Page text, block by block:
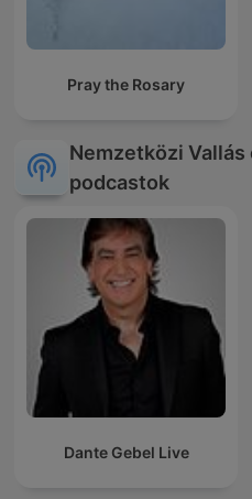
Pray the Rosary
Nemzetközi
podcastok
Dante Gebel Live